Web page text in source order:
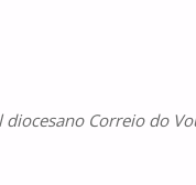
Correio do